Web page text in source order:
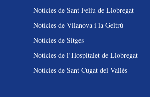
Notícies de Sant Feliu de Llobregat
Notícies de Vilanova i la Geltrú
Notícies de Sitges
Notícies de l’Hospitalet de Llobregat
Notícies de Sant Cugat del Vallès